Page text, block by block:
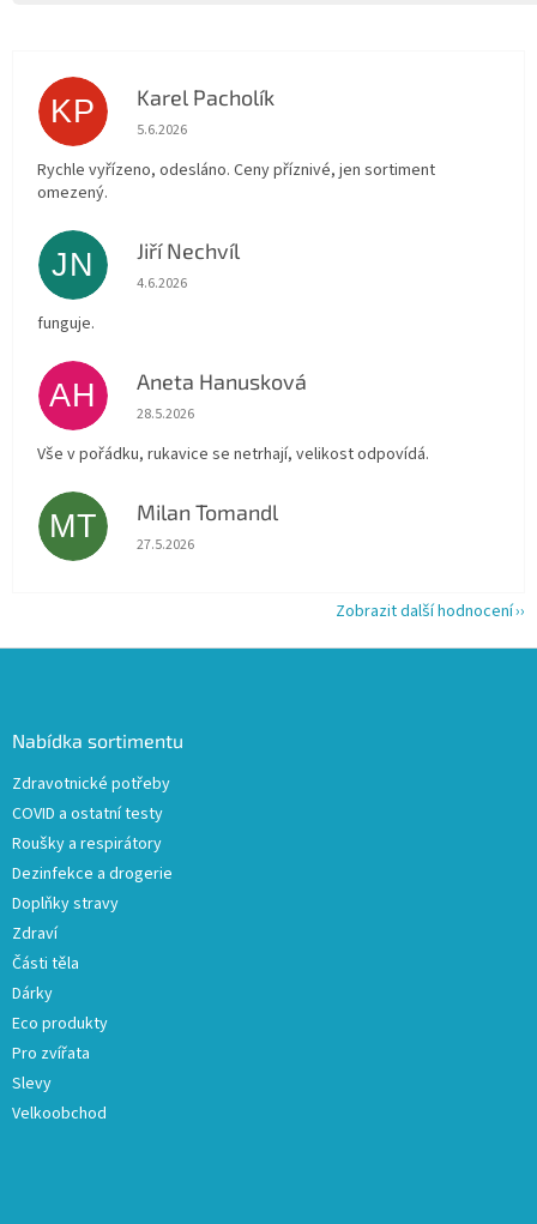
KP Karel Pacholík
Hodnocení obchodu je 4 z 5 hvězdiček.
5.6.2026
Rychle vyřízeno, odesláno. Ceny příznivé, jen sortiment
omezený.
JN Jiří Nechvíl
Hodnocení obchodu je 5 z 5 hvězdiček.
4.6.2026
funguje.
AH Aneta Hanusková
Hodnocení obchodu je 5 z 5 hvězdiček.
28.5.2026
Vše v pořádku, rukavice se netrhají, velikost odpovídá.
MT Milan Tomandl
Hodnocení obchodu je 5 z 5 hvězdiček.
27.5.2026
Zobrazit další hodnocení
Nabídka sortimentu
Zdravotnické potřeby
COVID a ostatní testy
Roušky a respirátory
Dezinfekce a drogerie
Doplňky stravy
Zdraví
Části těla
Dárky
Eco produkty
Pro zvířata
Slevy
Velkoobchod